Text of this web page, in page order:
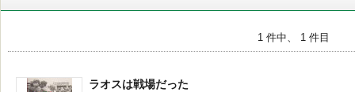
1 件中、 1 件目
ラオスは戦場だった